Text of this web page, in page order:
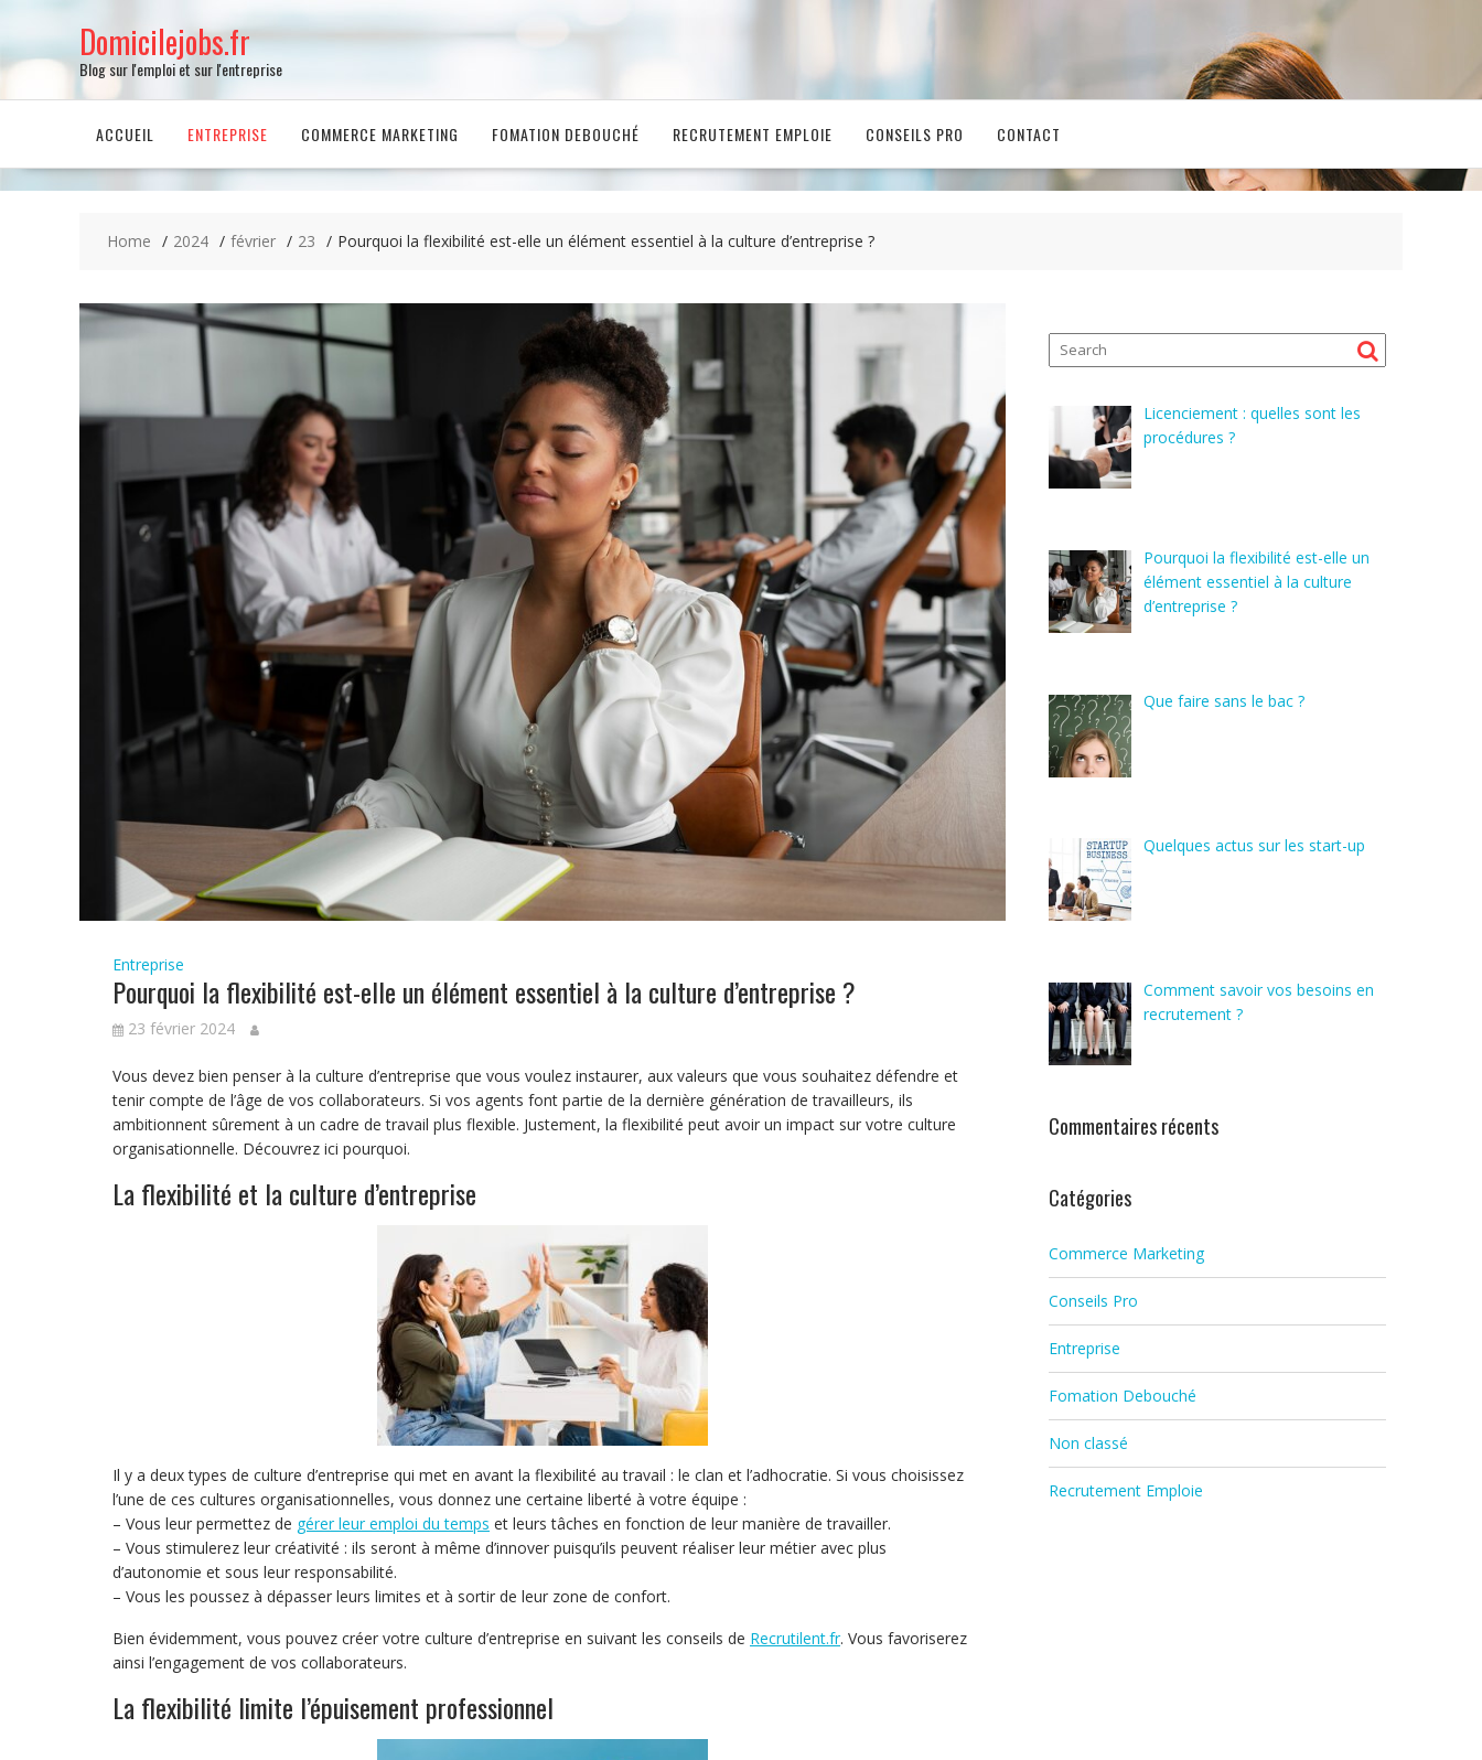
content
Domicilejobs.fr
Blog sur l'emploi et sur l'entreprise
ACCUEIL ENTREPRISE COMMERCE MARKETING FOMATION DEBOUCHÉ RECRUTEMENT EMPLOIE CONSEILS PRO CONTACT
Home 2024 février 23 Pourquoi la flexibilité est-elle un élément essentiel à la culture d’entreprise ?
Entreprise
Pourquoi la flexibilité est-elle un élément essentiel à la culture d’entreprise ?
23 février 2024
Vous devez bien penser à la culture d’entreprise que vous voulez instaurer, aux valeurs que vous souhaitez défendre et
tenir compte de l’âge de vos collaborateurs. Si vos agents font partie de la dernière génération de travailleurs, ils
ambitionnent sûrement à un cadre de travail plus flexible. Justement, la flexibilité peut avoir un impact sur votre culture
organisationnelle. Découvrez ici pourquoi.
La flexibilité et la culture d’entreprise
Il y a deux types de culture d’entreprise qui met en avant la flexibilité au travail : le clan et l’adhocratie. Si vous choisissez
l’une de ces cultures organisationnelles, vous donnez une certaine liberté à votre équipe :
– Vous leur permettez de gérer leur emploi du temps et leurs tâches en fonction de leur manière de travailler.
– Vous stimulerez leur créativité : ils seront à même d’innover puisqu’ils peuvent réaliser leur métier avec plus
d’autonomie et sous leur responsabilité.
– Vous les poussez à dépasser leurs limites et à sortir de leur zone de confort.
Bien évidemment, vous pouvez créer votre culture d’entreprise en suivant les conseils de Recrutilent.fr. Vous favoriserez
ainsi l’engagement de vos collaborateurs.
La flexibilité limite l’épuisement professionnel
Licenciement : quelles sont les
procédures ?
Pourquoi la flexibilité est-elle un
élément essentiel à la culture
d’entreprise ?
Que faire sans le bac ?
Quelques actus sur les start-up
Comment savoir vos besoins en
recrutement ?
Commentaires récents
Catégories
Commerce Marketing
Conseils Pro
Entreprise
Fomation Debouché
Non classé
Recrutement Emploie